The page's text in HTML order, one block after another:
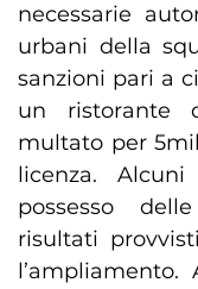
necessarie
urbani della
sanzioni pari a
un ristorante
multato per
licenza.
possesso
risultati